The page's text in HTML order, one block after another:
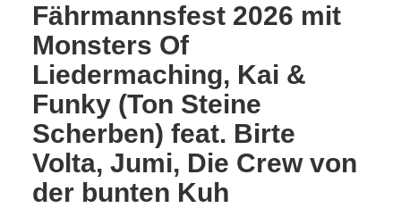
Fährmannsfest 2026 mit
Monsters Of
Liedermaching, Kai &
Funky (Ton Steine
Scherben) feat. Birte
Volta, Jumi, Die Crew von
der bunten Kuh